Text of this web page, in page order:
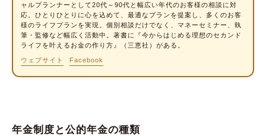
長期借入や保険料を早めに払い終えておく
年金がもらえない人に関するよくある質問
Q1.60歳まで国民年金を一度も払っていない
Q4.追納した場合に、そのほかの未納分の支払
ャルプランナーとして20代～90代と幅広い年代のお客様の相談に対
応。ひとりひとりに心を込めて、最適なプランを提案し、多くのお客
様のライフプランを実現。個別相談だけでなく、マネーセミナー、執
筆・監修など幅広く活動中。著書に『今からはじめる理想のセカンド
ライフを叶えるお金の作り方』（三恵社）がある。
ウェブサイト Facebook
年金制度と公的年金の種類